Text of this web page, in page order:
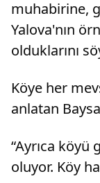
muhabirine,
Yalova'nın
olduklarını
Köye her
anlatan
“Ayrıca
oluyor. Köy